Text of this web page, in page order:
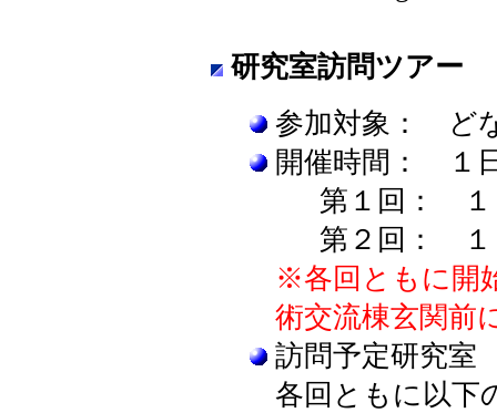
研究室訪問ツアー
参加対象： ど
開催時間： １
第１回：
第２回：
※各回ともに開
術交流棟玄関前
訪問予定研究室
各回ともに以下